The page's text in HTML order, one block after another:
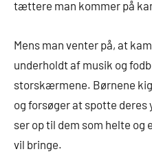
tættere man kommer på
Mens man venter på, at
underholdt af musik og
storskærmene. Børnene
og forsøger at spotte deres
ser op til dem som helte og
vil bringe.